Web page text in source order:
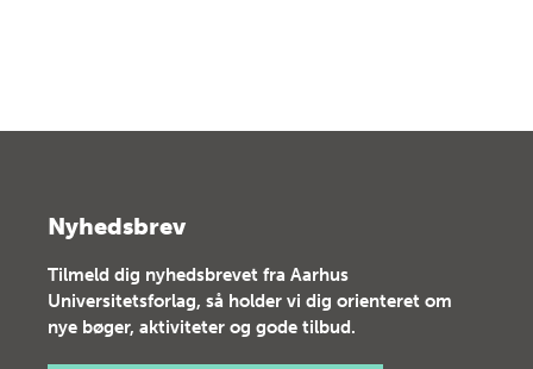
Nyhedsbrev
Tilmeld dig nyhedsbrevet fra Aarhus
Universitetsforlag, så holder vi dig orienteret om
nye bøger, aktiviteter og gode tilbud.